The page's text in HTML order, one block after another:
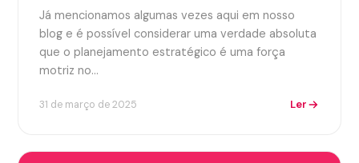
Já mencionamos algumas vezes aqui em nosso
blog e é possível considerar uma verdade absoluta
que o planejamento estratégico é uma força
motriz no…
31 de março de 2025 Ler